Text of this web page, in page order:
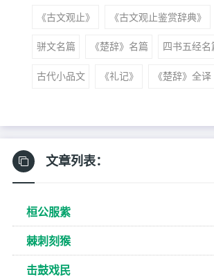
《古文观止》 《古文观止鉴赏辞典》
骈文名篇 《楚辞》名篇 四书五经名
古代小品文 《礼记》 《楚辞》全译
文章列表：
桓公服紫
棘刺刻猴
击鼓戏民